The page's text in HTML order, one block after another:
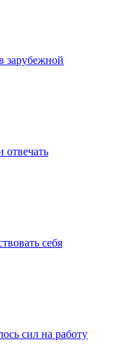
зарубежной
отвечать
себя
сил на работу